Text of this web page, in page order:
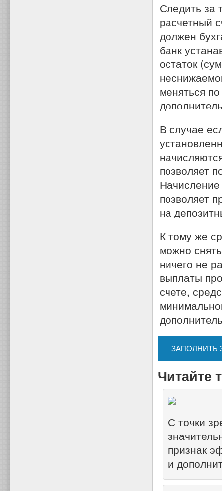
Следить за
расчетный
должен
банк
остаток
меняться
В случае
позволяет
Начисление
позволяет
на
К тому же
можно
ничего не
выплаты
счете,
ЗАПОЛНИТЬ
Читайте
С точки
признак
и